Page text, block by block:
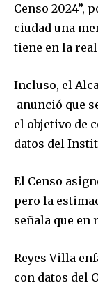
Censo 2024”,
ciudad una
tiene en la
Incluso, el
anunció que
el objetivo de
datos del
El Censo
pero la
señala que en
Reyes Villa
con datos del